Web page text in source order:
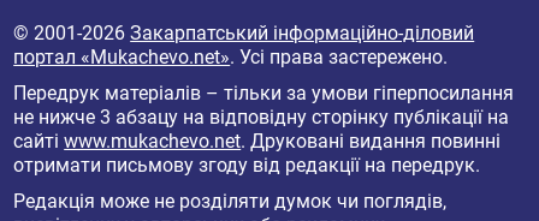
© 2001-2026Закарпатський інформаційно-діловий
портал «Mukachevo.net». Усі права застережено.
Передрук матеріалів – тільки за умови гіперпосилання
не нижче 3 абзацу на відповідну сторінку публікації на
сайтіwww.mukachevo.net. Друковані видання повинні
отримати письмову згоду від редакції на передрук.
Редакція може не розділяти думок чи поглядів,